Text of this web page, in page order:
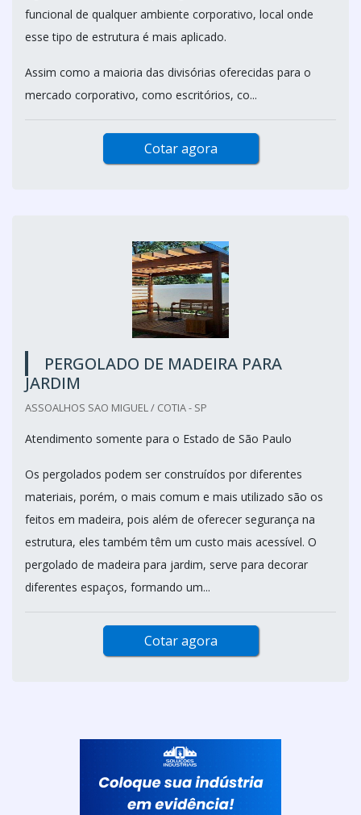
funcional de qualquer ambiente corporativo, local onde
esse tipo de estrutura é mais aplicado.
Assim como a maioria das divisórias oferecidas para o
mercado corporativo, como escritórios, co...
Cotar agora
PERGOLADO DE MADEIRA PARA
JARDIM
ASSOALHOS SAO MIGUEL / COTIA - SP
Atendimento somente para o Estado de São Paulo
Os pergolados podem ser construídos por diferentes
materiais, porém, o mais comum e mais utilizado são os
feitos em madeira, pois além de oferecer segurança na
estrutura, eles também têm um custo mais acessível. O
pergolado de madeira para jardim, serve para decorar
diferentes espaços, formando um...
Cotar agora